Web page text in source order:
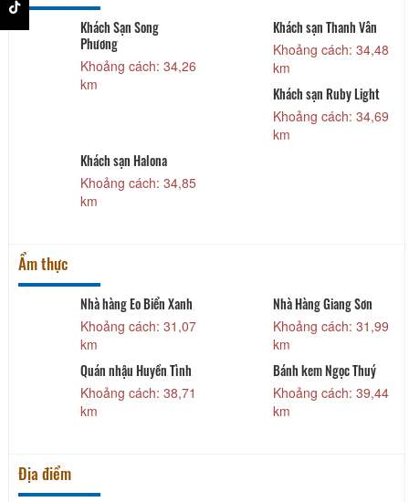
Khách Sạn Song
Phương
Khoảng cách: 34,26
km
Khách sạn Thanh Vân
Khoảng cách: 34,48
km
Khách sạn Ruby Light
Khoảng cách: 34,69
km
Khách sạn Halona
Khoảng cách: 34,85
km
Ẩm thực
Nhà hàng Eo Biển Xanh
Khoảng cách: 31,07
km
Nhà Hàng Giang Sơn
Khoảng cách: 31,99
km
Quán nhậu Huyền Tình
Khoảng cách: 38,71
km
Bánh kem Ngọc Thuý
Khoảng cách: 39,44
km
Địa điểm